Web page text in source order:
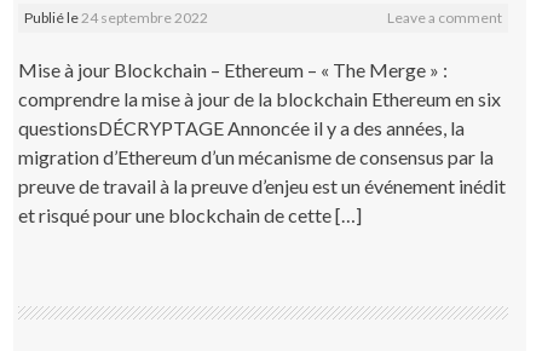
Publié le24 septembre 2022 Leave a comment
Mise à jour Blockchain – Ethereum – « The Merge » :
comprendre la mise à jour de la blockchain Ethereum en six
questionsDÉCRYPTAGE Annoncée il y a des années, la
migration d’Ethereum d’un mécanisme de consensus par la
preuve de travail à la preuve d’enjeu est un événement inédit
et risqué pour une blockchain de cette […]